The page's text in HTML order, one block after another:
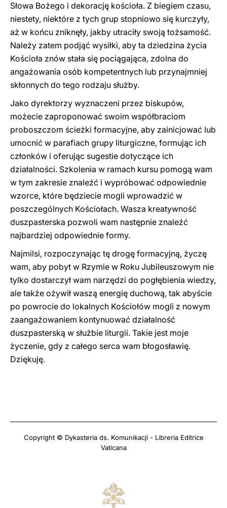
Słowa Bożego i dekorację kościoła. Z biegiem czasu,
niestety, niektóre z tych grup stopniowo się kurczyły,
aż w końcu zniknęły, jakby utraciły swoją tożsamość.
Należy zatem podjąć wysiłki, aby ta dziedzina życia
Kościoła znów stała się pociągająca, zdolna do
angażowania osób kompetentnych lub przynajmniej
skłonnych do tego rodzaju służby.
Jako dyrektorzy wyznaczeni przez biskupów,
możecie zaproponować swoim współbraciom
proboszczom ścieżki formacyjne, aby zainicjować lub
umocnić w parafiach grupy liturgiczne, formując ich
członków i oferując sugestie dotyczące ich
działalności. Szkolenia w ramach kursu pomogą wam
w tym zakresie znaleźć i wypróbować odpowiednie
wzorce, które będziecie mogli wprowadzić w
poszczególnych Kościołach. Wasza kreatywność
duszpasterska pozwoli wam następnie znaleźć
najbardziej odpowiednie formy.
Najmilsi, rozpoczynając tę drogę formacyjną, życzę
wam, aby pobyt w Rzymie w Roku Jubileuszowym nie
tylko dostarczył wam narzędzi do pogłębienia wiedzy,
ale także ożywił waszą energię duchową, tak abyście
po powrocie do lokalnych Kościołów mogli z nowym
zaangażowaniem kontynuować działalność
duszpasterską w służbie liturgii. Takie jest moje
życzenie, gdy z całego serca wam błogosławię.
Dziękuję.
Copyright © Dykasteria ds. Komunikacji - Libreria Editrice
Vaticana